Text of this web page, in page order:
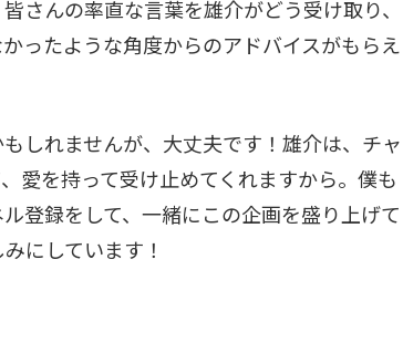
さんの率直な言葉を雄介がどう受け取り、
ったような角度からのアドバイスがもらえ
しれませんが、大丈夫です！雄介は、チャ
愛を持って受け止めてくれますから。僕も
登録をして、一緒にこの企画を盛り上げて
にしています！